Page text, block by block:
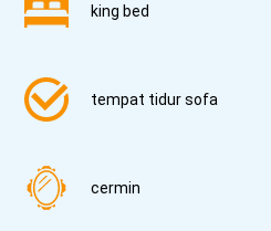
king bed
tempat tidur sofa
cermin